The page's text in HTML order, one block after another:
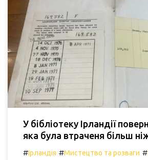
У бібліотеку Ірландії
яка була втраченя більш
#Ірландія #Мистецтво та розваги #